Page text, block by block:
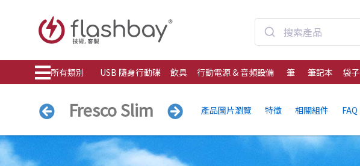
所有類別 USB 隨身行動碟 飲具 行動電源 & 音頻設備 筆 筆記本 袋子
Fresco Slim 產品圖片瀏覽 特徵 相關組件 FAQ